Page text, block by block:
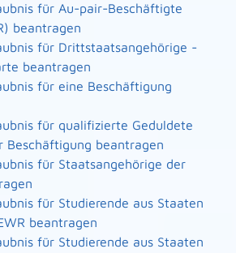
für Au-pair-Beschäftigte
beantragen
für Drittstaatsangehörige -
beantragen
für eine Beschäftigung
für qualifizierte Geduldete
Beschäftigung beantragen
für Staatsangehörige der
für Studierende aus Staaten
beantragen
für Studierende aus Staaten